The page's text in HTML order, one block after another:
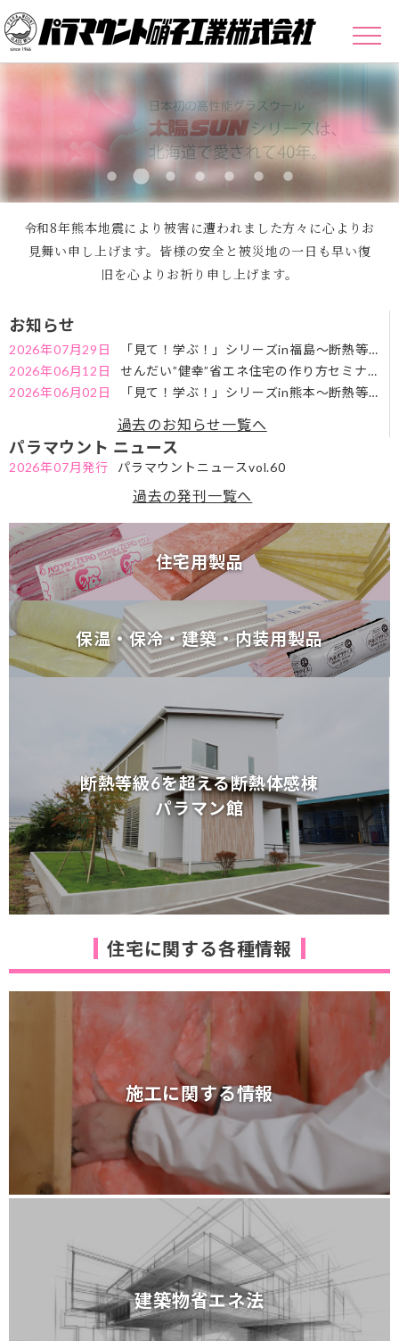
令和8年熊本地震により被害に遭われました方々に心よりお
見舞い申し上げます。皆様の安全と被災地の一日も早い復
旧を心よりお祈り申し上げます。
お知らせ
2026年07月29日
「見て！学ぶ！」シリーズin福島～断熱等級
7が必要な理由～セミナーのお知らせ
2026年06月12日
せんだい”健幸”省エネ住宅の作り方セミナー
のお知らせ
2026年06月02日
「見て！学ぶ！」シリーズin熊本～断熱等級
過去のお知らせ一覧へ
パラマウント ニュース
2026年07月発行 パラマウントニュースvol.60
過去の発刊一覧へ
住宅用製品
住宅用製品
保温・保冷・建築・内装用製品
保温・保冷・建築・内装用製品
断熱等級6を超える断熱体感棟
パラマン館
断熱等級6を超える断熱体感棟
パラマン館
住宅に関する各種情報
施工に関する情報
施工に関する情報
建築物省エネ法
建築物省エネ法